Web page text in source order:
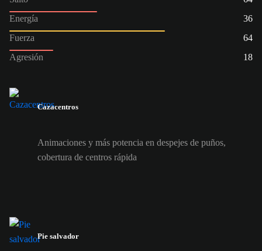
Energía
36
Fuerza
64
Agresión
18
Cazacentros
Animaciones y más potencia en despejes de puños,
cobertura de centros rápida
Pie salvador